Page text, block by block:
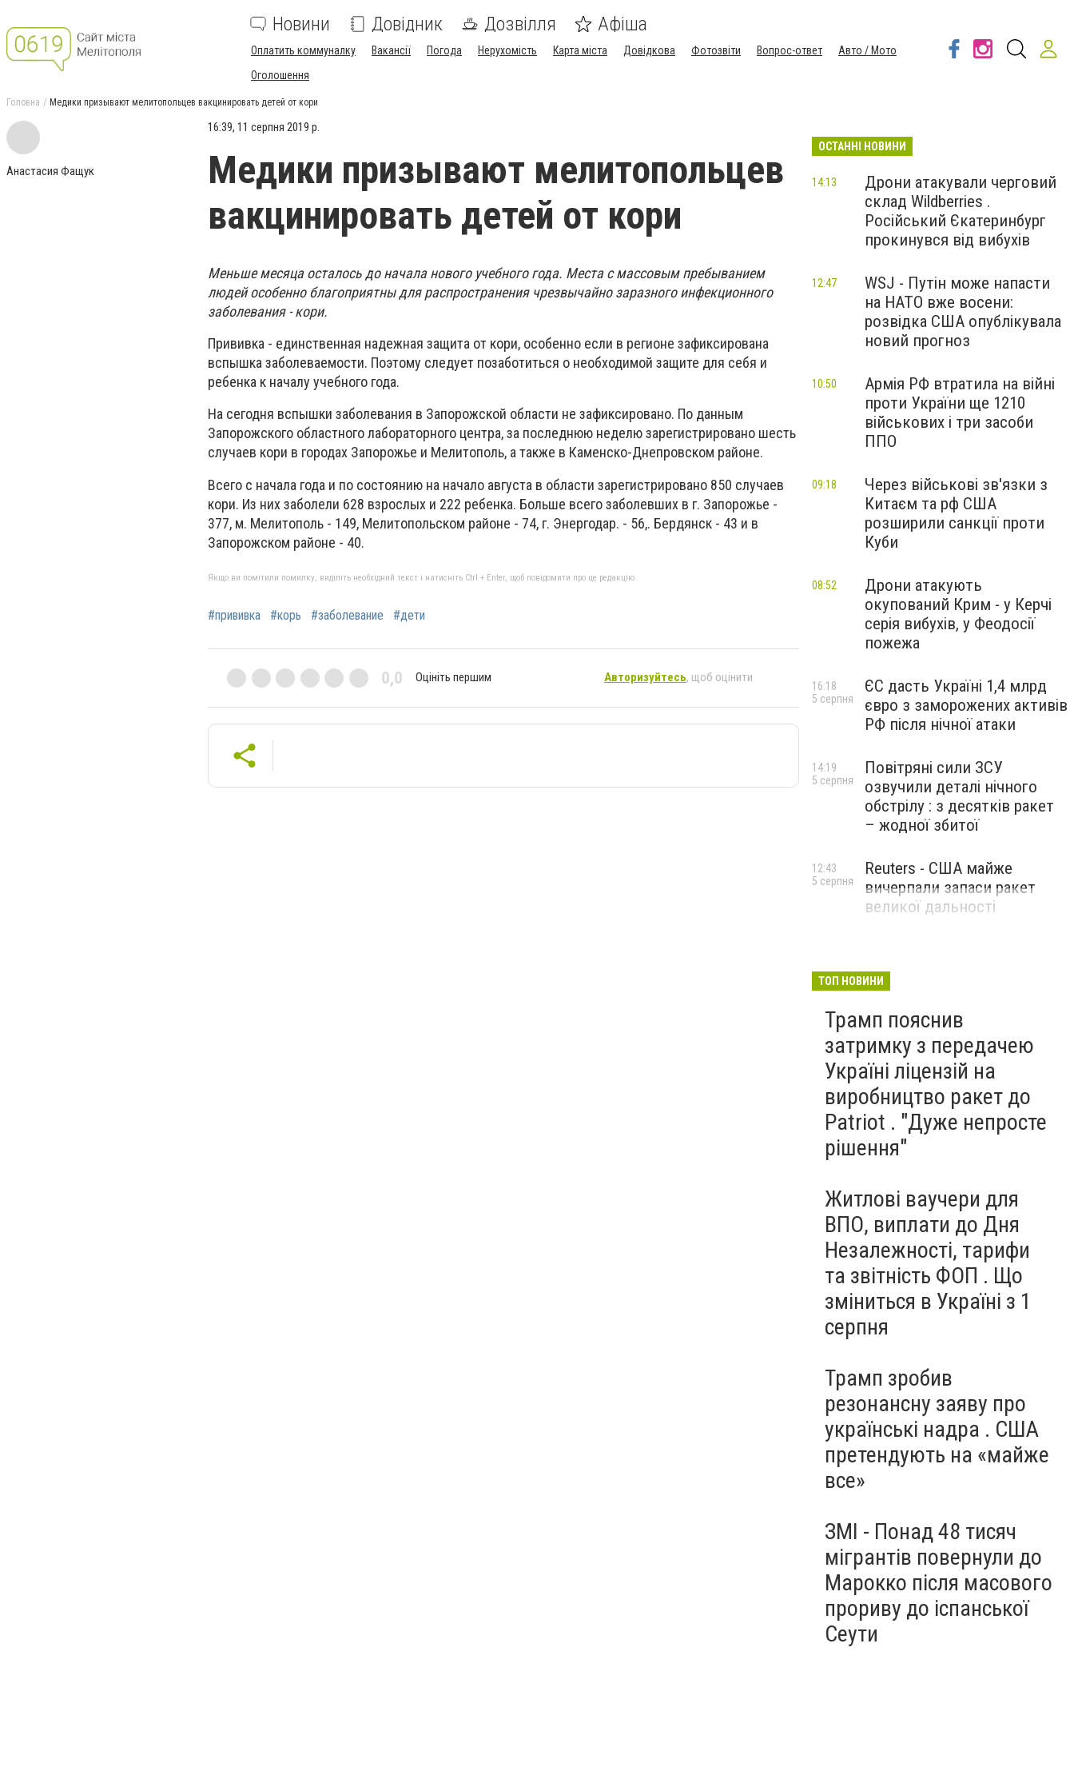
Новини Довідник Дозвілля Афіша
Оплатить коммуналку Вакансії Погода Нерухомість Карта міста Довідкова Фотозвіти Вопрос-ответ
Авто / Мото
Оголошення
Головна Медики призывают мелитопольцев вакцинировать детей от кори
Анастасия Фащук
16:39, 11 серпня 2019 р.
Медики призывают мелитопольцев
вакцинировать детей от кори
Меньше месяца осталось до начала нового учебного года. Места с массовым пребыванием
людей особенно благоприятны для распространения чрезвычайно заразного инфекционного
заболевания - кори.
Прививка - единственная надежная защита от кори, особенно если в регионе зафиксирована
вспышка заболеваемости. Поэтому следует позаботиться о необходимой защите для себя и
ребенка к началу учебного года.
На сегодня вспышки заболевания в Запорожской области не зафиксировано. По данным
Запорожского областного лабораторного центра, за последнюю неделю зарегистрировано шесть
случаев кори в городах Запорожье и Мелитополь, а также в Каменско-Днепровском районе.
Всего с начала года и по состоянию на начало августа в области зарегистрировано 850 случаев
кори. Из них заболели 628 взрослых и 222 ребенка. Больше всего заболевших в г. Запорожье -
377, м. Мелитополь - 149, Мелитопольском районе - 74, г. Энергодар. - 56,. Бердянск - 43 и в
Запорожском районе - 40.
Якщо ви помітили помилку, виділіть необхідний текст і натисніть Ctrl + Enter, щоб повідомити про це редакцію
#прививка #корь #заболевание #дети
0,0 Оцініть першим Авторизуйтесь, щоб оцінити
ОСТАННІ НОВИНИ
Дрони атакували черговий
склад Wildberries .
Російський Єкатеринбург
прокинувся від вибухів
14:13
WSJ - Путін може напасти
на НАТО вже восени:
розвідка США опублікувала
новий прогноз
12:47
Армія РФ втратила на війні
проти України ще 1210
військових і три засоби
ППО
10:50
Через військові зв'язки з
Китаєм та рф США
розширили санкції проти
Куби
09:18
Дрони атакують
окупований Крим - у Керчі
серія вибухів, у Феодосії
пожежа
08:52
ЄС дасть Україні 1,4 млрд
євро з заморожених активів
РФ після нічної атаки
16:18
5 серпня
Повітряні сили ЗСУ
озвучили деталі нічного
обстрілу : з десятків ракет
– жодної збитої
14:19
5 серпня
Reuters - США майже
вичерпали запаси ракет
великої дальності
12:43
5 серпня
ТОП НОВИНИ
Трамп пояснив
затримку з передачею
Україні ліцензій на
виробництво ракет до
Patriot . "Дуже непросте
рішення"
Житлові ваучери для
ВПО, виплати до Дня
Незалежності, тарифи
та звітність ФОП . Що
зміниться в Україні з 1
серпня
Трамп зробив
резонансну заяву про
українські надра . США
претендують на «майже
все»
ЗМІ - Понад 48 тисяч
мігрантів повернули до
Марокко після масового
прориву до іспанської
Сеути